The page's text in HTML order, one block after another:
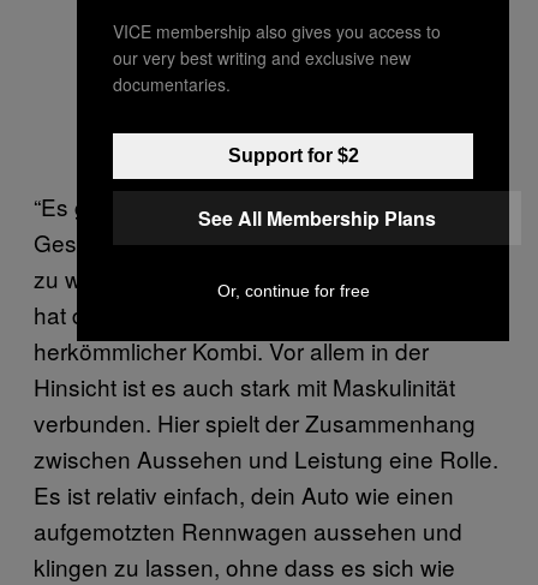
“Es geht auch darum, mit Risiko,
Geschwindigkeit und Wettkämpfen assoziiert
zu werden”, so Dag weiter. “Ein lautes Auto
hat definitiv mehr Rennwagen-Appeal als ein
herkömmlicher Kombi. Vor allem in der
Hinsicht ist es auch stark mit Maskulinität
verbunden. Hier spielt der Zusammenhang
zwischen Aussehen und Leistung eine Rolle.
Es ist relativ einfach, dein Auto wie einen
aufgemotzten Rennwagen aussehen und
klingen zu lassen, ohne dass es sich wie
VICE membership also gives you access to
our very best writing and exclusive new
documentaries.
Support for $2
See All Membership Plans
Or, continue for free